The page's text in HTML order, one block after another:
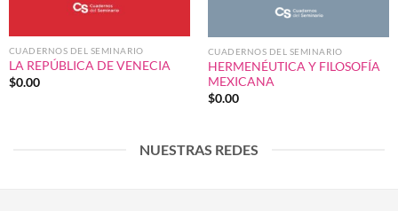
CUADERNOS DEL SEMINARIO
LA REPÚBLICA DE VENECIA
$0.00
CUADERNOS DEL SEMINARIO
HERMENÉUTICA Y FILOSOFÍA
MEXICANA
$0.00
NUESTRAS REDES